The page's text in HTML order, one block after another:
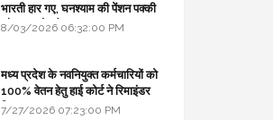
भारती हार गए, घनश्याम की पेंशन पक्की
और आशुतोष बैक टू...
8/03/2026 06:32:00 PM
मध्य प्रदेश के नवनियुक्त कर्मचारियों को
100% वेतन हेतु हाई कोर्ट ने रिमाइंडर
लिखा
7/27/2026 07:23:00 PM